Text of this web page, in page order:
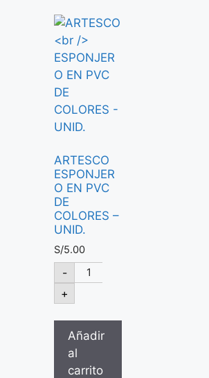
ARTESCO
ESPONJER
O EN PVC
DE
COLORES –
UNID.
S/5.00
-
+
Añadir
al
carrito